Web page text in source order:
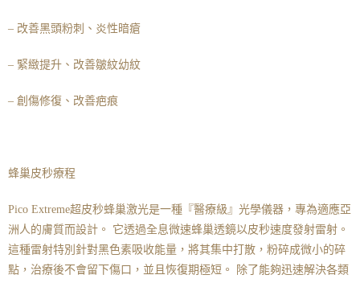
– 改善黑頭粉刺、炎性暗瘡
– 緊緻提升、改善皺紋幼紋
– 創傷修復、改善疤痕
蜂巢皮秒療程
Pico Extreme超皮秒蜂巢激光是一種『醫療級』光學儀器，專為適應亞
洲人的膚質而設計。 它透過全息微速蜂巢透鏡以皮秒速度發射雷射。
這種雷射特別針對黑色素吸收能量，將其集中打散，粉碎成微小的碎
點，治療後不會留下傷口，並且恢復期極短。 除了能夠迅速解決各類